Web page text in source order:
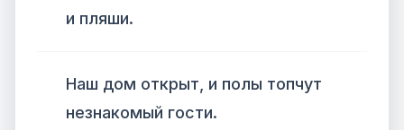
и пляши.
Наш дом открыт, и полы топчут
незнакомый гости.